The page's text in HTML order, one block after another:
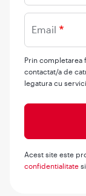
Email
Prin completarea
contactat/a de
legatura cu
Acest site este
confidentialitate si